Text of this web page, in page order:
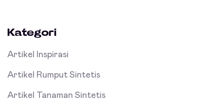
Kategori
Artikel Inspirasi
Artikel Rumput Sintetis
Artikel Tanaman Sintetis